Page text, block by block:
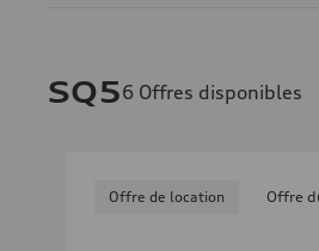
SQ56 Offres disponibles
Offre de location Offre